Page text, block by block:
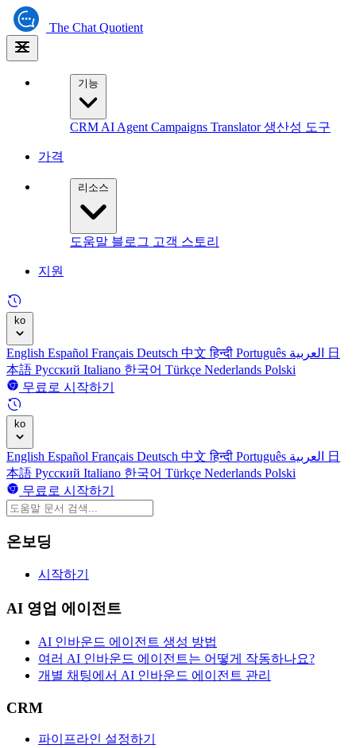
The Chat Quotient
기능
CRM AI Agent Campaigns Translator생산성 도구
가격
리소스
도움말 블로그 고객 스토리
지원
ko
English Español Français Deutsch 中文हिन्दी Português
日
本語 Русский Italiano 한국어 Türkçe Nederlands Polski
무료로 시작하기
ko
English Español Français Deutsch 中文हिन्दी Português
日
本語 Русский Italiano 한국어 Türkçe Nederlands Polski
무료로 시작하기
온보딩
시작하기
AI 영업 에이전트
AI 인바운드 에이전트 생성 방법
여러 AI 인바운드 에이전트는 어떻게 작동하나요?
개별 채팅에서 AI 인바운드 에이전트 관리
CRM
파이프라인 설정하기